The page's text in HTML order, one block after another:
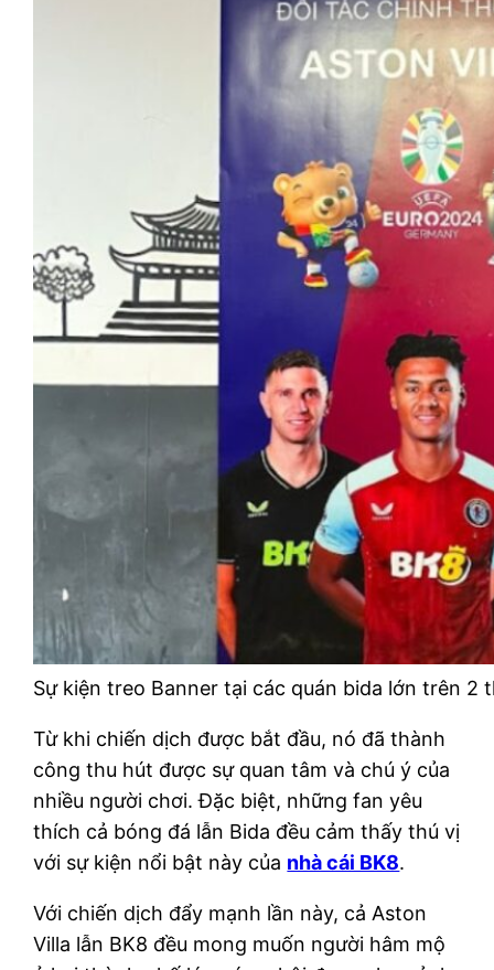
Sự kiện treo Banner tại các quán bida lớn trên 2
Từ khi chiến dịch được bắt đầu, nó đã thành
công thu hút được sự quan tâm và chú ý của
nhiều người chơi. Đặc biệt, những fan yêu
thích cả bóng đá lẫn Bida đều cảm thấy thú vị
với sự kiện nổi bật này của nhà cái BK8.
Với chiến dịch đẩy mạnh lần này, cả Aston
Villa lẫn BK8 đều mong muốn người hâm mộ